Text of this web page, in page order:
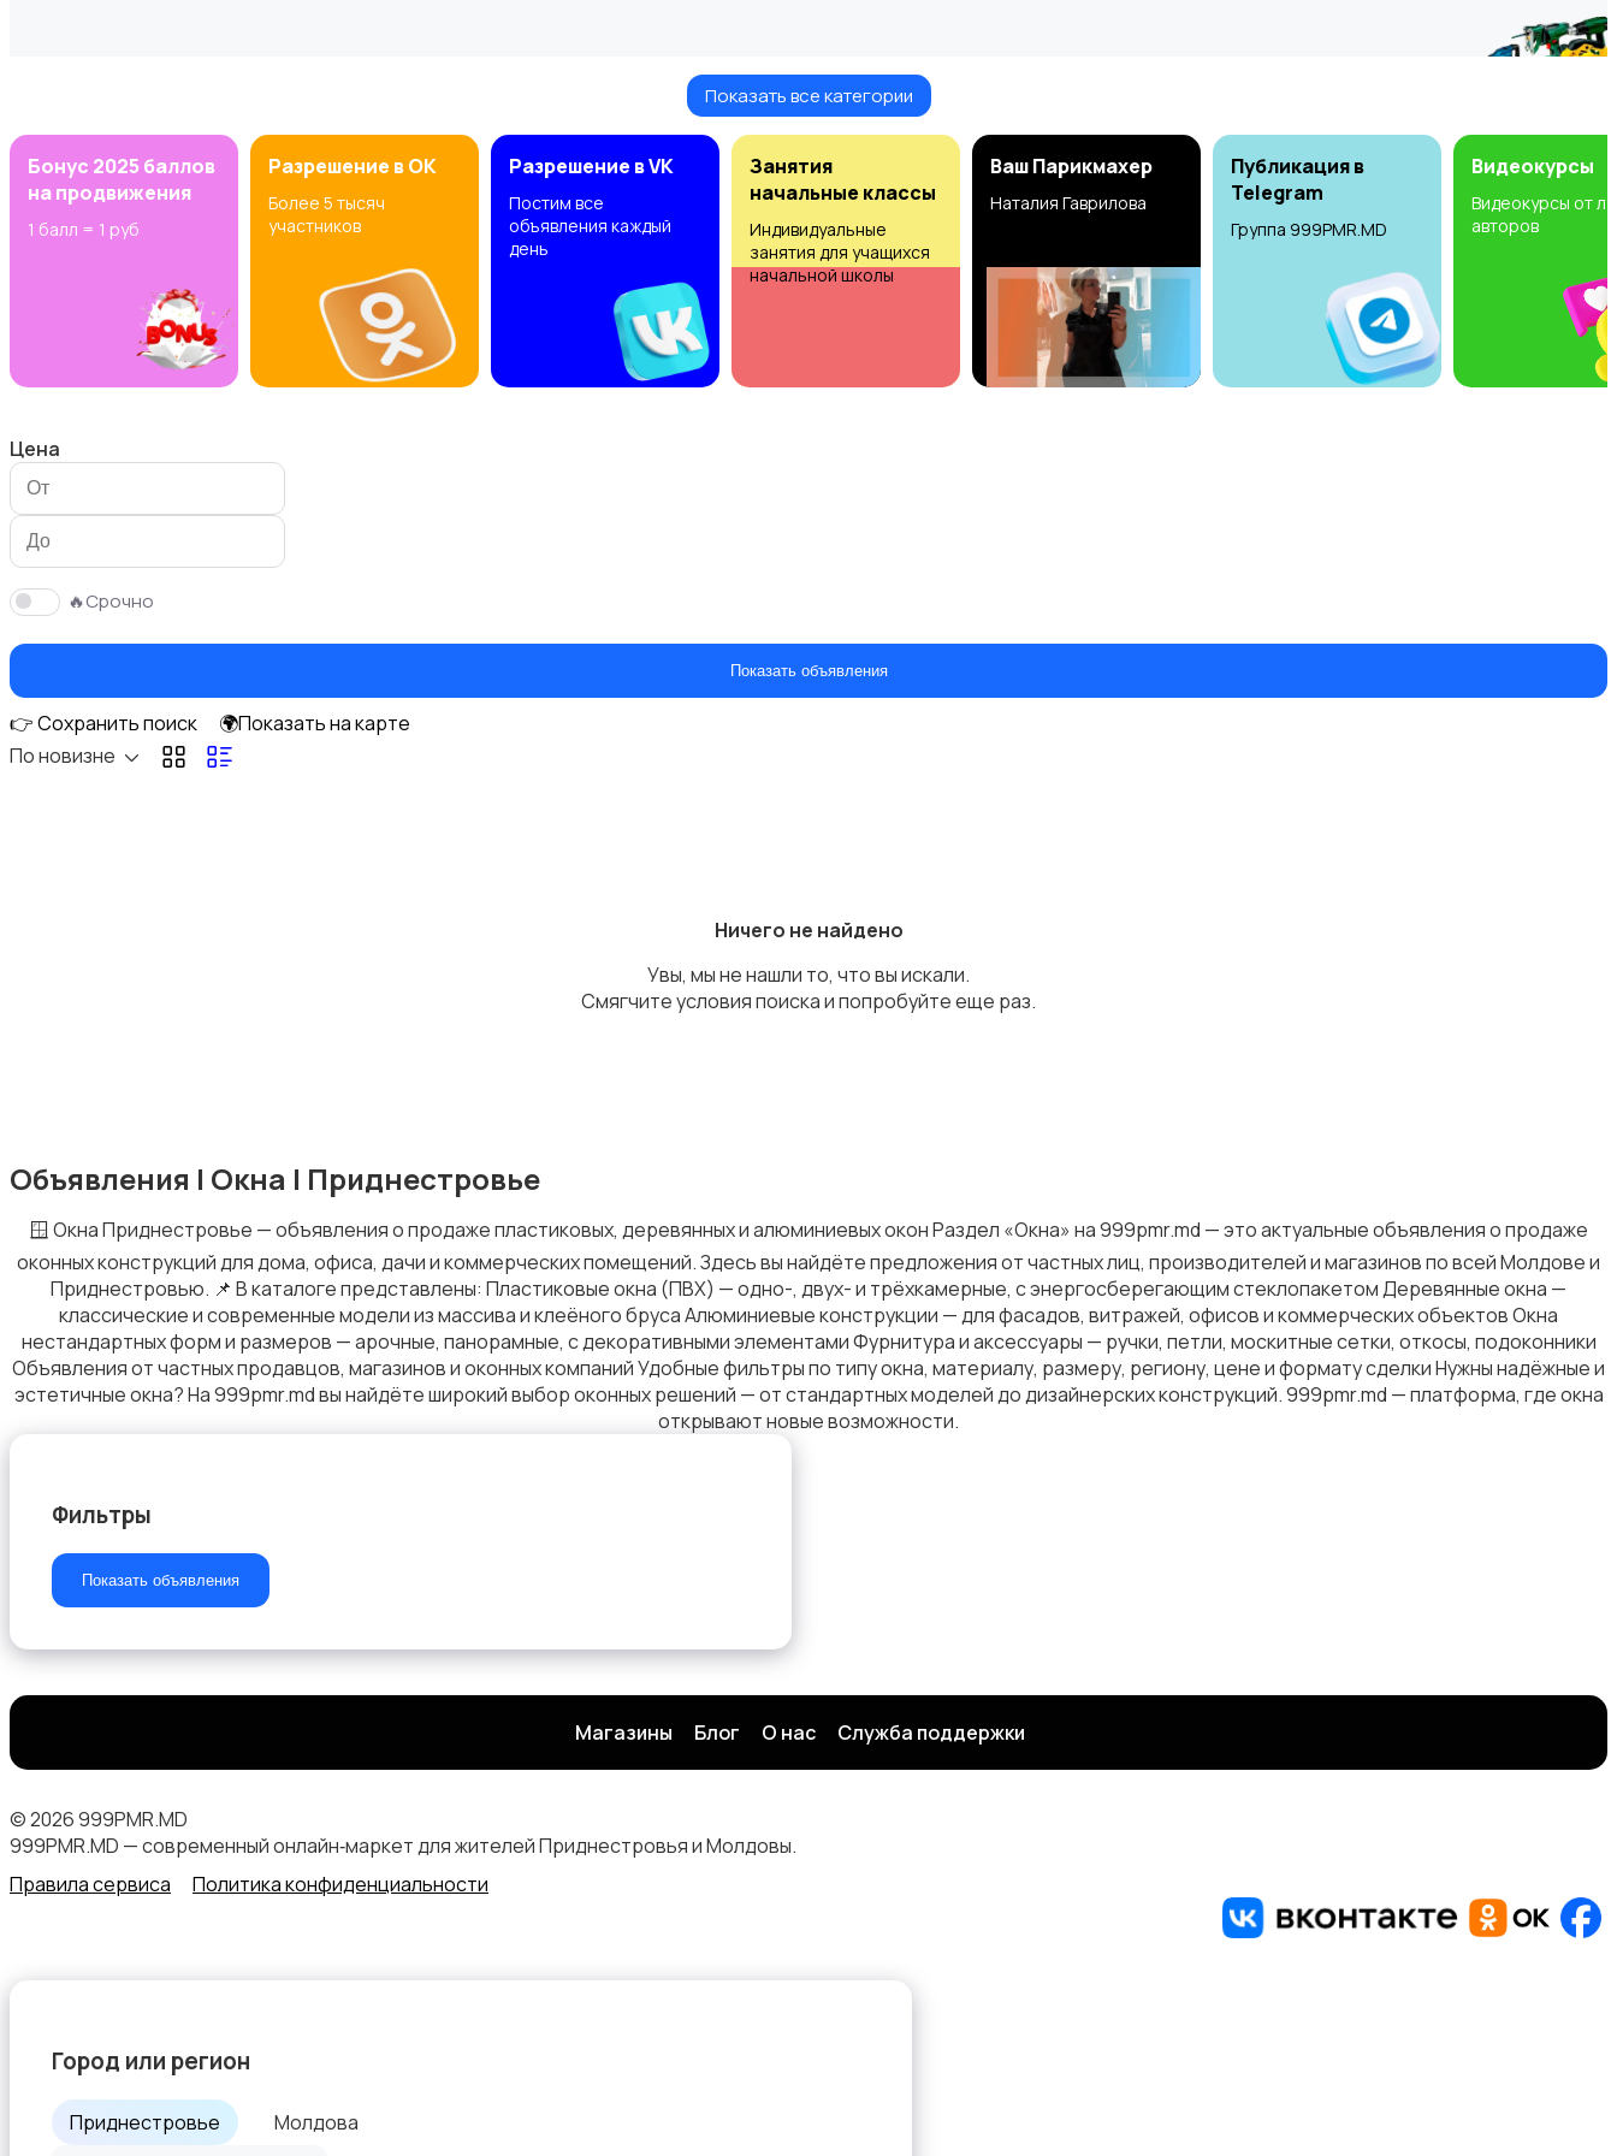
Электроинструменты
Стройматериалы
Отопление и вентиляция
Окна
Измерительные инструменты
Другое
Показать все категории
Бонус 2025 баллов
на продвижения
1 балл = 1 руб
Разрешение в OK
Более 5 тысяч
участников
Разрешение в VK
Постим все
объявления каждый
день
Занятия
начальные классы
Индивидуальные
занятия для учащихся
начальной школы
Ваш Парикмахер
Наталия Гаврилова
Публикация в
Telegram
Группа 999PMR.MD
Видеокурсы
Видеокурсы от
авторов
Цена
🔥Срочно
Показать объявления
👉 Сохранить поиск
🌍Показать на карте
По новизне
Ничего не найдено
Увы, мы не нашли то, что вы искали.
Смягчите условия поиска и попробуйте еще раз.
Объявления | Окна | Приднестровье
🪟 Окна Приднестровье — объявления о продаже пластиковых, деревянных и алюминиевых окон Раздел «Окна» на 999pmr.md — это актуальные объявления о продаже
оконных конструкций для дома, офиса, дачи и коммерческих помещений. Здесь вы найдёте предложения от частных лиц, производителей и магазинов по всей Молдове и
Приднестровью. 📌 В каталоге представлены: Пластиковые окна (ПВХ) — одно-, двух- и трёхкамерные, с энергосберегающим стеклопакетом Деревянные окна —
классические и современные модели из массива и клеёного бруса Алюминиевые конструкции — для фасадов, витражей, офисов и коммерческих объектов Окна
нестандартных форм и размеров — арочные, панорамные, с декоративными элементами Фурнитура и аксессуары — ручки, петли, москитные сетки, откосы, подоконники
Объявления от частных продавцов, магазинов и оконных компаний Удобные фильтры по типу окна, материалу, размеру, региону, цене и формату сделки Нужны надёжные и
эстетичные окна? На 999pmr.md вы найдёте широкий выбор оконных решений — от стандартных моделей до дизайнерских конструкций. 999pmr.md — платформа, где окна
открывают новые возможности.
Фильтры
Показать объявления
Магазины Блог О нас Служба поддержки
© 2026 999PMR.MD
999PMR.MD — современный онлайн‑маркет для жителей Приднестровья и Молдовы.
Правила сервиса
Политика конфиденциальности
Город или регион
Приднестровье Молдова